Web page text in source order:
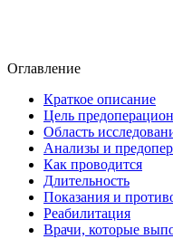
Оглавление
Краткое описание
Цель
Область
Анализы и
Как проводится
Длительность
Показания и
Реабилитация
Врачи, которые